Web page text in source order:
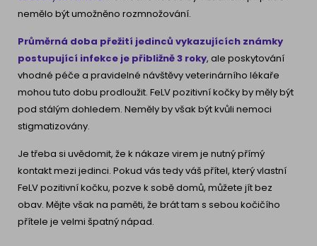
nemělo být umožněno rozmnožování.
Průměrná doba přežití jedinců vykazujících známky
postupující infekce je přibližně 3 roky, ale poskytování
vhodné péče a pravidelné návštěvy veterinárního lékaře
mohou tuto dobu prodloužit. FeLV pozitivní kočky by měly být
pod stálým dohledem. Neměly by však být kvůli nemoci
stigmatizovány.
Je třeba si uvědomit, že k nákaze virem je nutný přímý
kontakt mezi jedinci. Pokud vás tedy váš přítel, který vlastní
FeLV pozitivní kočku, pozve k sobě domů, můžete jít bez
obav. Mějte však na paměti, že brát tam s sebou kočičího
přítele je velmi špatný nápad.